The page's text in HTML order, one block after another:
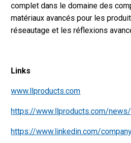
complet dans le domaine des
matériaux avancés pour les
réseautage et les réflexions
Links
www.llproducts.com
https://www.llproducts.com/news/
https://www.linkedin.com/